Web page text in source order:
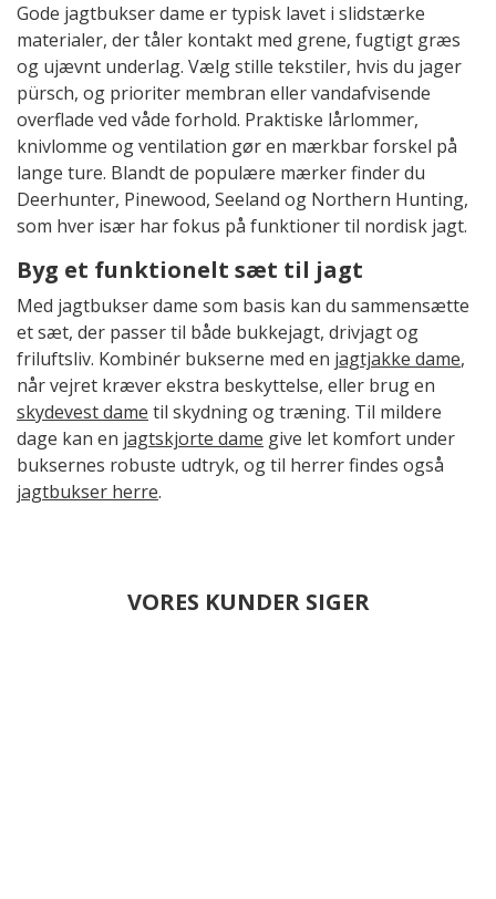
Gode jagtbukser dame er typisk lavet i slidstærke
materialer, der tåler kontakt med grene, fugtigt græs
og ujævnt underlag. Vælg stille tekstiler, hvis du jager
pürsch, og prioriter membran eller vandafvisende
overflade ved våde forhold. Praktiske lårlommer,
knivlomme og ventilation gør en mærkbar forskel på
lange ture. Blandt de populære mærker finder du
Deerhunter, Pinewood, Seeland og Northern Hunting,
som hver især har fokus på funktioner til nordisk jagt.
Byg et funktionelt sæt til jagt
Med jagtbukser dame som basis kan du sammensætte
et sæt, der passer til både bukkejagt, drivjagt og
friluftsliv. Kombinér bukserne med en jagtjakke dame,
når vejret kræver ekstra beskyttelse, eller brug en
skydevest dame til skydning og træning. Til mildere
dage kan en jagtskjorte dame give let komfort under
buksernes robuste udtryk, og til herrer findes også
jagtbukser herre.
VORES KUNDER SIGER